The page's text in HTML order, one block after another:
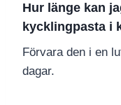
Hur länge kan
kycklingpasta i
Förvara den i en
dagar.